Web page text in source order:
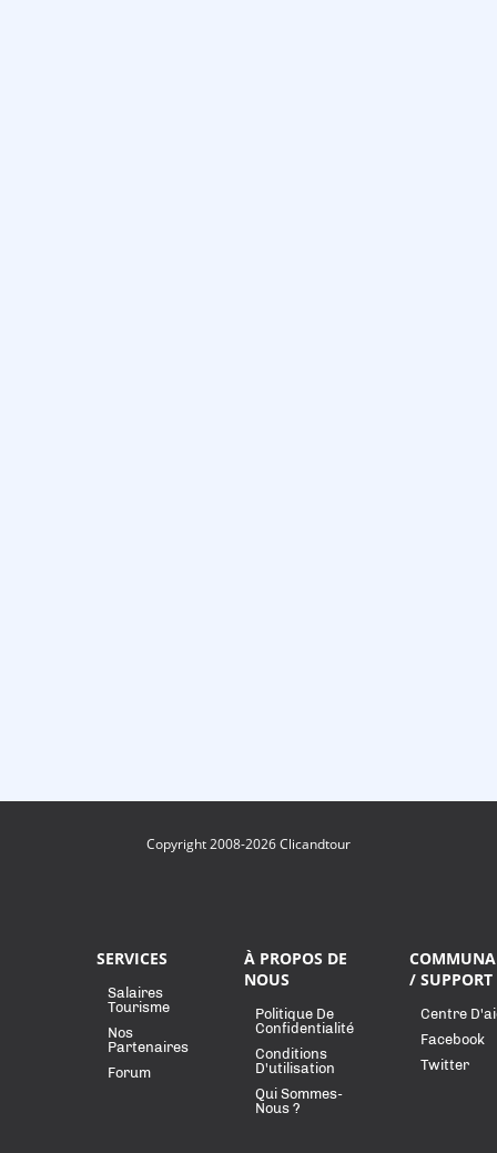
Copyright 2008-2026 Clicandtour
SERVICES
Salaires
Tourisme
Nos
Partenaires
Forum
À PROPOS DE
NOUS
Politique De
Confidentialité
Conditions
D'utilisation
Qui Sommes-
Nous ?
/ SUPPORT
Centre
Facebook
Twitter